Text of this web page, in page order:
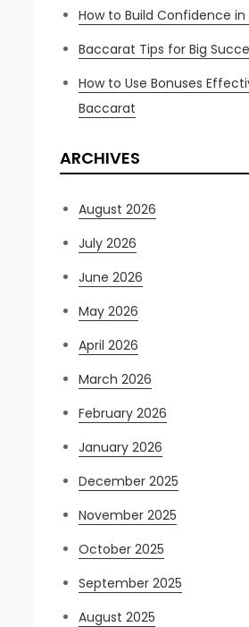
How to Build Confidence
Baccarat Tips for Big
How to Use Bonuses
Baccarat
ARCHIVES
August 2026
July 2026
June 2026
May 2026
April 2026
March 2026
February 2026
January 2026
December 2025
November 2025
October 2025
September 2025
August 2025